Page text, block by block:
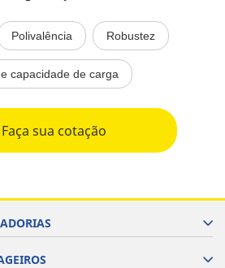
Polivalência Robustez
capacidade de carga
Faça sua cotação